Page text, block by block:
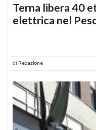
Terna libera 40
elettrica nel
di Redazione